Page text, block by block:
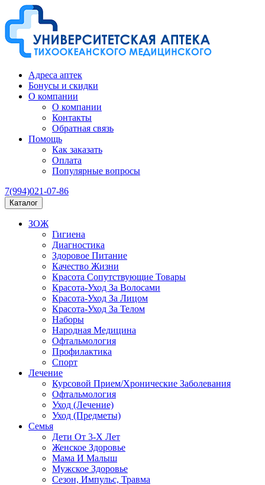
Адреса аптек
Бонусы и скидки
О компании
О компании
Контакты
Обратная связь
Помощь
Как заказать
Оплата
Популярные вопросы
7(994)021-07-86
Каталог
ЗОЖ
Гигиена
Диагностика
Здоровое Питание
Качество Жизни
Красота Сопутствующие Товары
Красота-Уход За Волосами
Красота-Уход За Лицом
Красота-Уход За Телом
Наборы
Народная Медицина
Офтальмология
Профилактика
Спорт
Лечение
Курсовой Прием/Хронические Заболевания
Офтальмология
Уход (Лечение)
Уход (Предметы)
Семья
Дети От 3-Х Лет
Женское Здоровье
Мама И Малыш
Мужское Здоровье
Сезон, Импульс, Травма